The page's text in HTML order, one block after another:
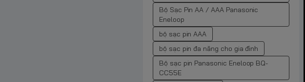
Bộ Sạc Pin AA / AAA Panasonic
Eneloop
bộ sạc pin AAA
bộ sạc pin đa năng cho gia đình
Bộ sạc pin Panasonic Eneloop BQ-
CC55E